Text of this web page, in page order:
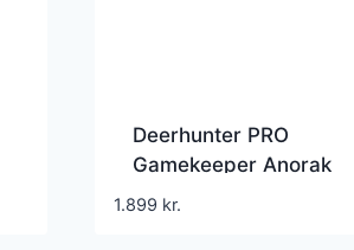
Deerhunter PRO
Gamekeeper Anorak
1.899 kr.